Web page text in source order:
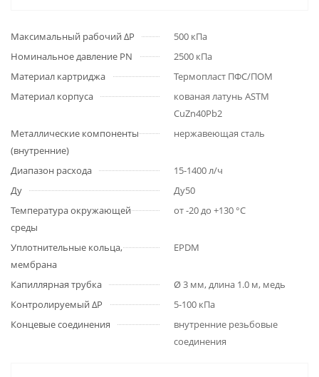
Максимальный рабочий ΔP
500 кПа
Номинальное давление PN
2500 кПа
Материал картриджа
Термопласт ПФС/ПОМ
Материал корпуса
кованая латунь ASTM
CuZn40Pb2
Металлические компоненты
(внутренние)
нержавеющая сталь
Диапазон расхода
15-1400 л/ч
Ду
Ду50
Температура окружающей
среды
от -20 до +130 °С
Уплотнительные кольца,
мембрана
EPDM
Капиллярная трубка
Ø 3 мм, длина 1.0 м, медь
Контролируемый ΔP
5-100 кПа
Концевые соединения
внутренние резьбовые
соединения